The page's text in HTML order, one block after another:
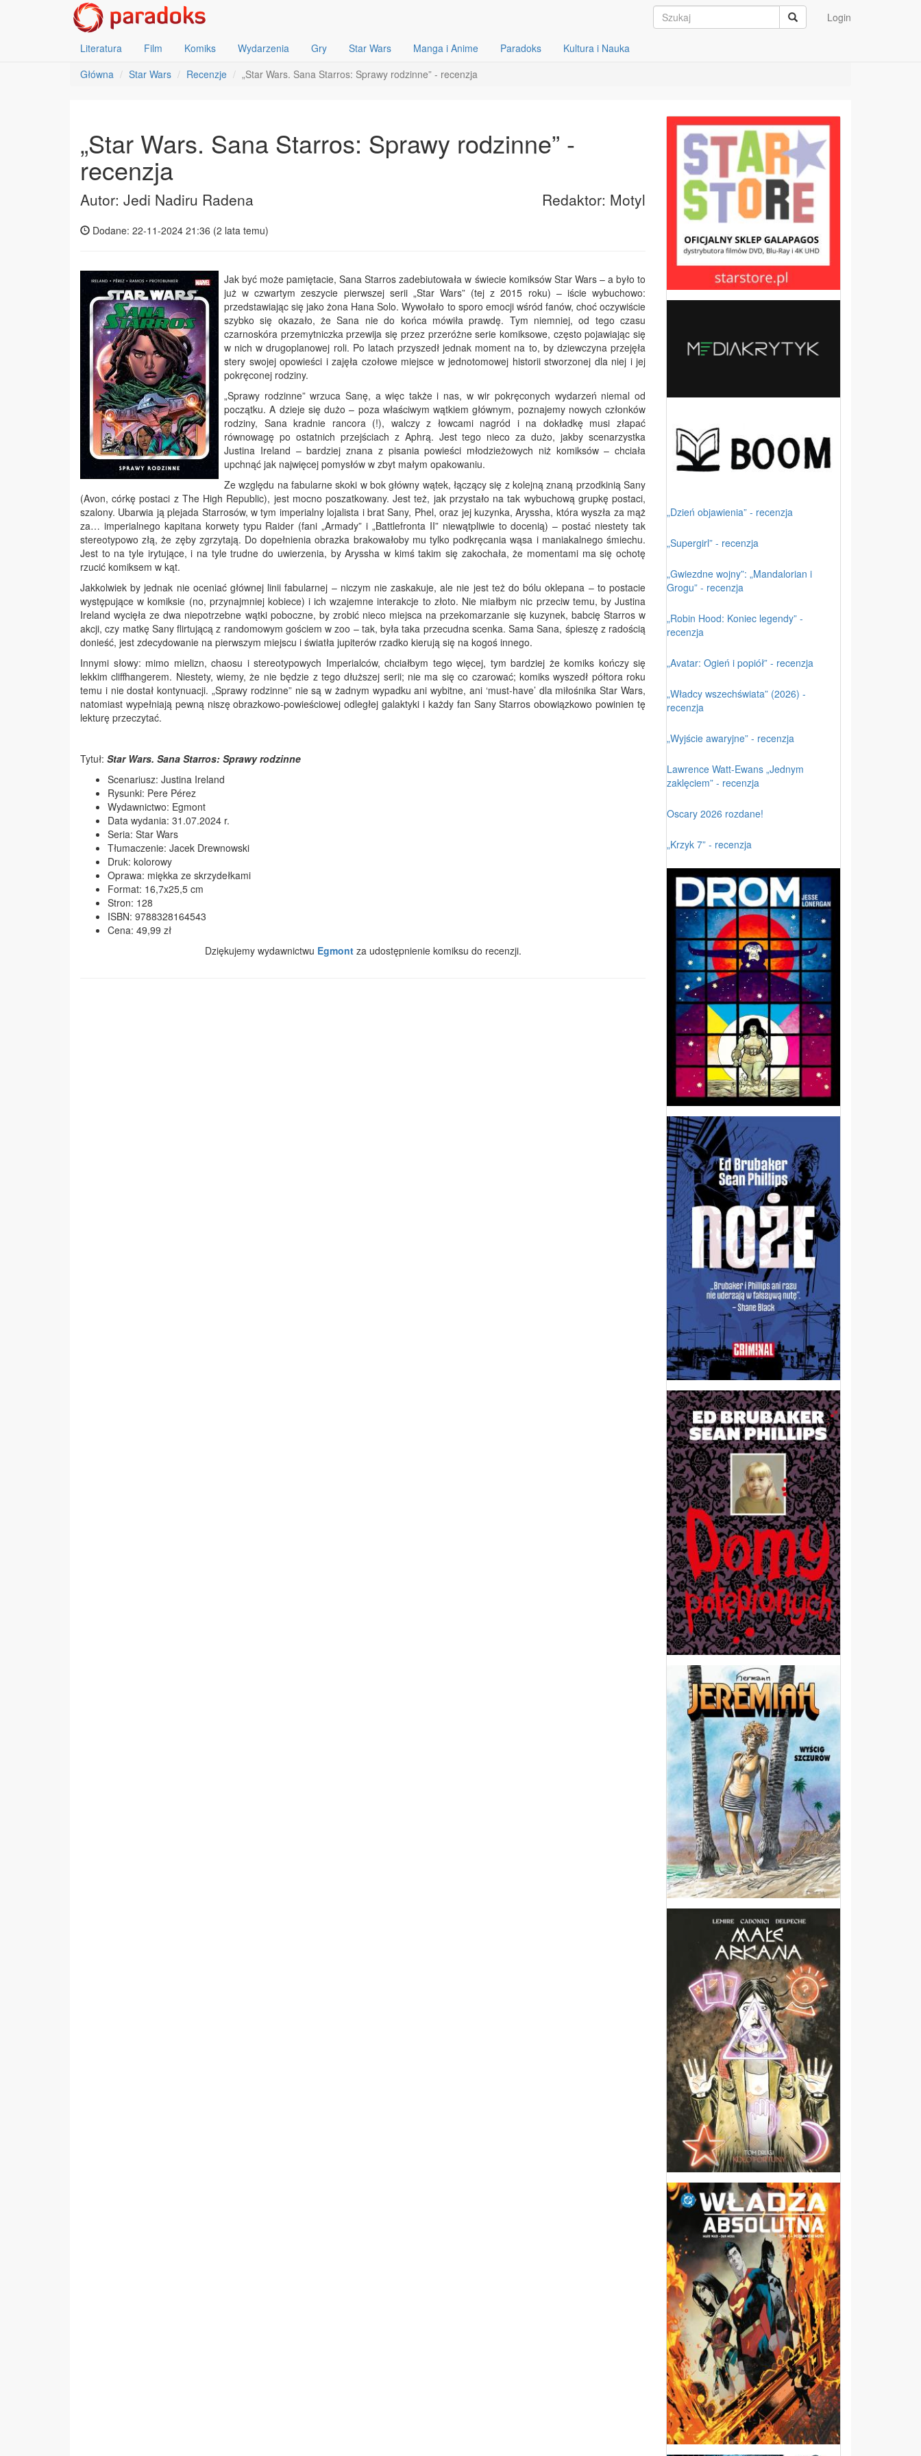
Login
Literatura Film Komiks Wydarzenia Gry Star Wars Manga i Anime Paradoks
Kultura i Nauka
Główna
Star Wars Recenzje „Star Wars. Sana Starros: Sprawy rodzinne” - recenzja
„Star Wars. Sana Starros: Sprawy rodzinne” -
recenzja
Autor: Jedi Nadiru Radena Redaktor: Motyl
Dodane: 22-11-2024 21:36 (2 lata temu)
Jak być może pamiętacie, Sana Starros zadebiutowała w świecie komiksów Star Wars – a było to
już w czwartym zeszycie pierwszej serii „Star Wars” (tej z 2015 roku) – iście wybuchowo:
przedstawiając się jako żona Hana Solo. Wywołało to sporo emocji wśród fanów, choć oczywiście
szybko się okazało, że Sana nie do końca mówiła prawdę. Tym niemniej, od tego czasu
czarnoskóra przemytniczka przewija się przez przeróżne serie komiksowe, często pojawiając się
w nich w drugoplanowej roli. Po latach przyszedł jednak moment na to, by dziewczyna przejęła
stery swojej opowieści i zajęła czołowe miejsce w jednotomowej historii stworzonej dla niej i jej
pokręconej rodziny.
„Sprawy rodzinne” wrzuca Sanę, a więc także i nas, w wir pokręconych wydarzeń niemal od
początku. A dzieje się dużo – poza właściwym wątkiem głównym, poznajemy nowych członków
rodziny, Sana kradnie rancora (!), walczy z łowcami nagród i na dokładkę musi złapać
równowagę po ostatnich przejściach z Aphrą. Jest tego nieco za dużo, jakby scenarzystka
Justina Ireland – bardziej znana z pisania powieści młodzieżowych niż komiksów – chciała
upchnąć jak najwięcej pomysłów w zbyt małym opakowaniu.
Ze względu na fabularne skoki w bok główny wątek, łączący się z kolejną znaną przodkinią Sany
(Avon, córkę postaci z The High Republic), jest mocno poszatkowany. Jest też, jak przystało na tak wybuchową grupkę postaci,
szalony. Ubarwia ją plejada Starrosów, w tym imperialny lojalista i brat Sany, Phel, oraz jej kuzynka, Aryssha, która wyszła za mąż
za… imperialnego kapitana korwety typu Raider (fani „Armady” i „Battlefronta II” niewątpliwie to docenią) – postać niestety tak
stereotypowo złą, że zęby zgrzytają. Do dopełnienia obrazka brakowałoby mu tylko podkręcania wąsa i maniakalnego śmiechu.
Jest to na tyle irytujące, i na tyle trudne do uwierzenia, by Aryssha w kimś takim się zakochała, że momentami ma się ochotę
rzucić komiksem w kąt.
Jakkolwiek by jednak nie oceniać głównej linii fabularnej – niczym nie zaskakuje, ale nie jest też do bólu oklepana – to postacie
występujące w komiksie (no, przynajmniej kobiece) i ich wzajemne interakcje to złoto. Nie miałbym nic przeciw temu, by Justina
Ireland wycięła ze dwa niepotrzebne wątki poboczne, by zrobić nieco miejsca na przekomarzanie się kuzynek, babcię Starros w
akcji, czy matkę Sany flirtującą z randomowym gościem w zoo – tak, była taka przecudna scenka. Sama Sana, śpieszę z radością
donieść, jest zdecydowanie na pierwszym miejscu i światła jupiterów rzadko kierują się na kogoś innego.
Innymi słowy: mimo mielizn, chaosu i stereotypowych Imperialców, chciałbym tego więcej, tym bardziej że komiks kończy się
lekkim cliffhangerem. Niestety, wiemy, że nie będzie z tego dłuższej serii; nie ma się co czarować; komiks wyszedł półtora roku
temu i nie dostał kontynuacji. „Sprawy rodzinne” nie są w żadnym wypadku ani wybitne, ani ‘must-have’ dla miłośnika Star Wars,
natomiast wypełniają pewną niszę obrazkowo-powieściowej odległej galaktyki i każdy fan Sany Starros obowiązkowo powinien tę
lekturę przeczytać.
Tytuł: Star Wars. Sana Starros: Sprawy rodzinne
Scenariusz: Justina Ireland
Rysunki: Pere Pérez
Wydawnictwo: Egmont
Data wydania: 31.07.2024 r.
Seria: Star Wars
Tłumaczenie: Jacek Drewnowski
Druk: kolorowy
Oprawa: miękka ze skrzydełkami
Format: 16,7x25,5 cm
Stron: 128
ISBN: 9788328164543
Cena: 49,99 zł
Dziękujemy wydawnictwu Egmontza udostępnienie komiksu do recenzji.
„Dzień objawienia” - recenzja
„Supergirl” - recenzja
„Gwiezdne wojny”: „Mandalorian i
Grogu” - recenzja
„Robin Hood: Koniec legendy” -
recenzja
„Avatar: Ogień i popiół” - recenzja
„Władcy wszechświata” (2026) -
recenzja
„Wyjście awaryjne” - recenzja
Lawrence Watt-Ewans „Jednym
zaklęciem” - recenzja
Oscary 2026 rozdane!
„Krzyk 7” - recenzja